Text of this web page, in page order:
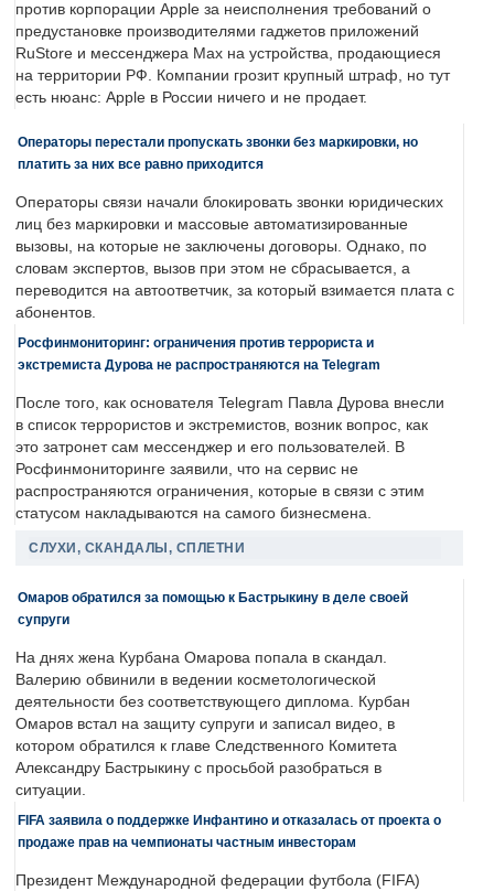
против корпорации Apple за неисполнения требований о
предустановке производителями гаджетов приложений
RuStore и мессенджера Max на устройства, продающиеся
на территории РФ. Компании грозит крупный штраф, но тут
есть нюанс: Apple в России ничего и не продает.
Операторы перестали пропускать звонки без маркировки, но
платить за них все равно приходится
Операторы связи начали блокировать звонки юридических
лиц без маркировки и массовые автоматизированные
вызовы, на которые не заключены договоры. Однако, по
словам экспертов, вызов при этом не сбрасывается, а
переводится на автоответчик, за который взимается плата с
абонентов.
Росфинмониторинг: ограничения против террориста и
экстремиста Дурова не распространяются на Telegram
После того, как основателя Telegram Павла Дурова внесли
в список террористов и экстремистов, возник вопрос, как
это затронет сам мессенджер и его пользователей. В
Росфинмониторинге заявили, что на сервис не
распространяются ограничения, которые в связи с этим
статусом накладываются на самого бизнесмена.
СЛУХИ, СКАНДАЛЫ, СПЛЕТНИ
Омаров обратился за помощью к Бастрыкину в деле своей
супруги
На днях жена Курбана Омарова попала в скандал.
Валерию обвинили в ведении косметологической
деятельности без соответствующего диплома. Курбан
Омаров встал на защиту супруги и записал видео, в
котором обратился к главе Следственного Комитета
Александру Бастрыкину с просьбой разобраться в
ситуации.
FIFA заявила о поддержке Инфантино и отказалась от проекта о
продаже прав на чемпионаты частным инвесторам
Президент Международной федерации футбола (FIFA)